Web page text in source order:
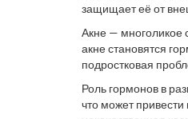
защищает её от
бактерий, вызывая
Акне — многоликое
акне становятся
подростковая
Роль гормонов в
что может